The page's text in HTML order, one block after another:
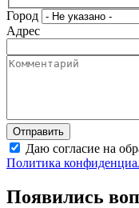
Город
Адрес
Даю согласие на
Политика
Появились